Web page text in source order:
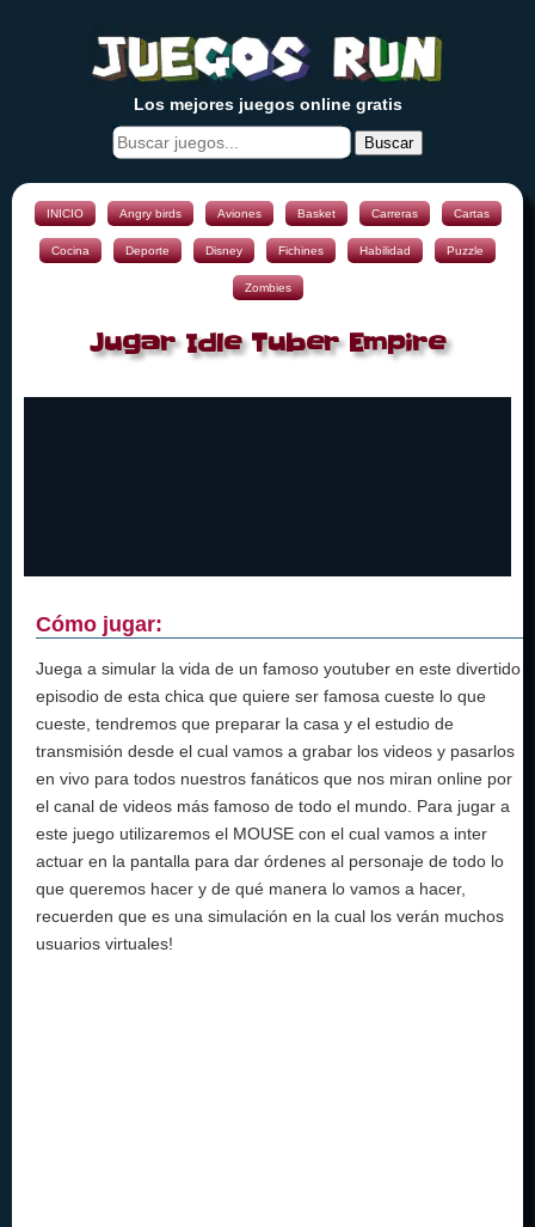
Los mejores juegos online gratis
Buscar
INICIO Angry birds Aviones Basket Carreras Cartas
Cocina Deporte Disney Fichines Habilidad Puzzle
Zombies
Jugar Idle Tuber Empire
Cómo jugar:
Juega a simular la vida de un famoso youtuber en este divertido
episodio de esta chica que quiere ser famosa cueste lo que
cueste, tendremos que preparar la casa y el estudio de
transmisión desde el cual vamos a grabar los videos y pasarlos
en vivo para todos nuestros fanáticos que nos miran online por
el canal de videos más famoso de todo el mundo. Para jugar a
este juego utilizaremos el MOUSE con el cual vamos a inter
actuar en la pantalla para dar órdenes al personaje de todo lo
que queremos hacer y de qué manera lo vamos a hacer,
recuerden que es una simulación en la cual los verán muchos
usuarios virtuales!